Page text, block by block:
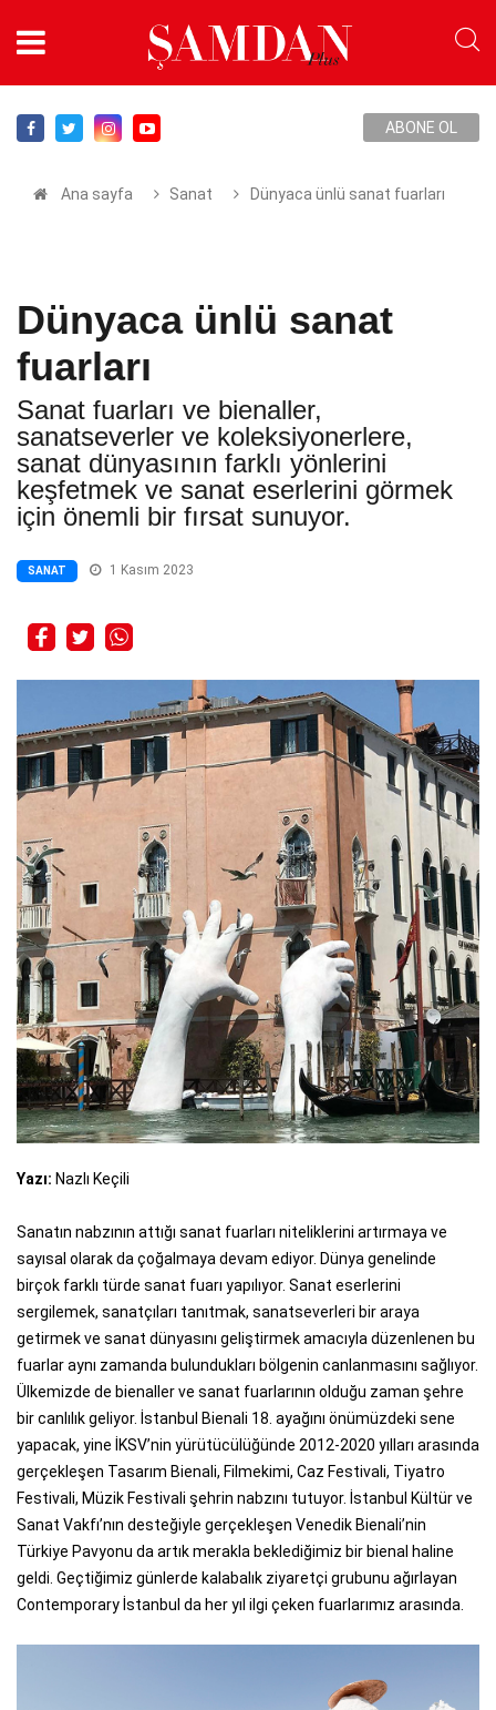
ABONE OL
Ana sayfa Sanat Dünyaca ünlü sanat fuarları
Dünyaca ünlü sanat
fuarları
Sanat fuarları ve bienaller,
sanatseverler ve koleksiyonerlere,
sanat dünyasının farklı yönlerini
keşfetmek ve sanat eserlerini görmek
için önemli bir fırsat sunuyor.
SANAT 1 Kasım 2023
Yazı: Nazlı Keçili
Sanatın nabzının attığı sanat fuarları niteliklerini artırmaya ve
sayısal olarak da çoğalmaya devam ediyor. Dünya genelinde
birçok farklı türde sanat fuarı yapılıyor. Sanat eserlerini
sergilemek, sanatçıları tanıtmak, sanatseverleri bir araya
getirmek ve sanat dünyasını geliştirmek amacıyla düzenlenen bu
fuarlar aynı zamanda bulundukları bölgenin canlanmasını sağlıyor.
Ülkemizde de bienaller ve sanat fuarlarının olduğu zaman şehre
bir canlılık geliyor. İstanbul Bienali 18. ayağını önümüzdeki sene
yapacak, yine İKSV’nin yürütücülüğünde 2012-2020 yılları arasında
gerçekleşen Tasarım Bienali, Filmekimi, Caz Festivali, Tiyatro
Festivali, Müzik Festivali şehrin nabzını tutuyor. İstanbul Kültür ve
Sanat Vakfı’nın desteğiyle gerçekleşen Venedik Bienali’nin
Türkiye Pavyonu da artık merakla beklediğimiz bir bienal haline
geldi. Geçtiğimiz günlerde kalabalık ziyaretçi grubunu ağırlayan
Contemporary İstanbul da her yıl ilgi çeken fuarlarımız arasında.